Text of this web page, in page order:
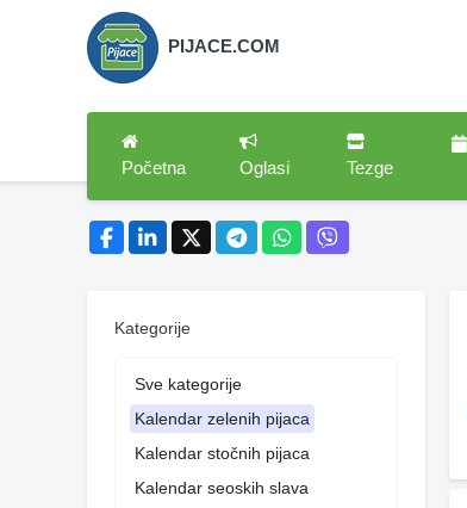
PIJACE.COM
Početna Oglasi Tezge
Kategorije
Sve kategorije
Kalendar zelenih pijaca
Kalendar stočnih pijaca
Kalendar seoskih slava